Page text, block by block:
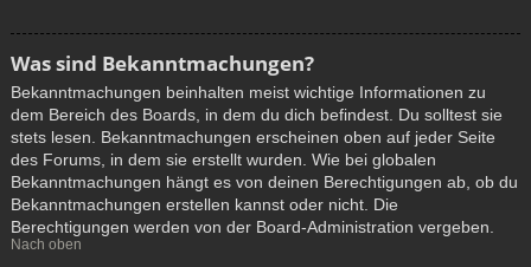
Was sind Bekanntmachungen?
Bekanntmachungen beinhalten meist wichtige Informationen zu
dem Bereich des Boards, in dem du dich befindest. Du solltest sie
stets lesen. Bekanntmachungen erscheinen oben auf jeder Seite
des Forums, in dem sie erstellt wurden. Wie bei globalen
Bekanntmachungen hängt es von deinen Berechtigungen ab, ob du
Bekanntmachungen erstellen kannst oder nicht. Die
Berechtigungen werden von der Board-Administration vergeben.
Nach oben